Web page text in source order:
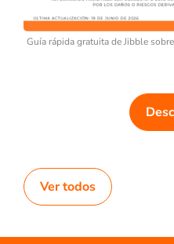
Guía rápida gratuita de Jibble
Ver todos